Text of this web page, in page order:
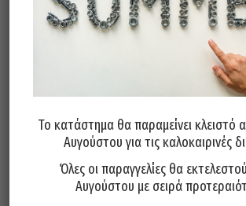
Προσθήκη Στο
Μπορεί επίσης να σας αρέσει…
Το κατάστημα θα παραμείνει κλειστό
Αυγούστου για τις καλοκαιρινές
Όλες οι παραγγελίες θα
Αυγούστου με σειρά